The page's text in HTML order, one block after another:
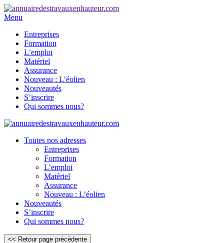
Menu
Entreprises
Formation
L’emploi
Matériel
Assurance
Nouveau : L’éolien
Nouveautés
S’inscrire
Qui sommes nous?
Toutes nos adresses
Entreprises
Formation
L’emploi
Matériel
Assurance
Nouveau : L’éolien
Nouveautés
S’inscrire
Qui sommes nous?